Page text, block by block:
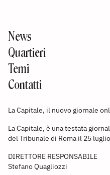
News
Quartieri
Temi
Contatti
La Capitale, il nuovo giornale
La Capitale, è una testata
del Tribunale di Roma il 25
DIRETTORE RESPONSABILE
Stefano Quagliozzi